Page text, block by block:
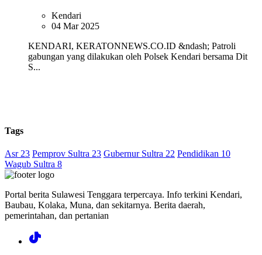
Kendari
04 Mar 2025
KENDARI, KERATONNEWS.CO.ID &ndash; Patroli
gabungan yang dilakukan oleh Polsek Kendari bersama Dit
S...
Tags
Asr 23 Pemprov Sultra 23 Gubernur Sultra 22 Pendidikan 10
Wagub Sultra 8
Portal berita Sulawesi Tenggara terpercaya. Info terkini Kendari,
Baubau, Kolaka, Muna, dan sekitarnya. Berita daerah,
pemerintahan, dan pertanian